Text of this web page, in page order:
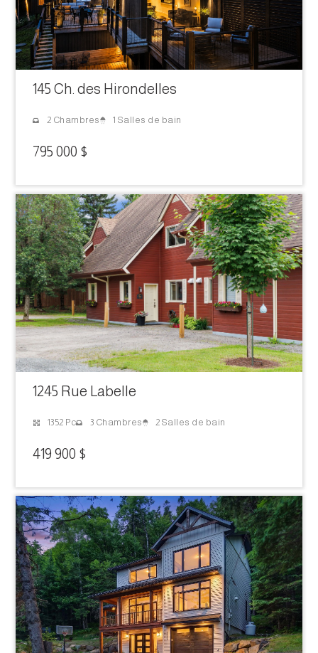
145 Ch. des Hirondelles
2 Chambres 1 Salles de bain
795 000 $
1245 Rue Labelle
1352 Pc 3 Chambres 2 Salles de bain
419 900 $